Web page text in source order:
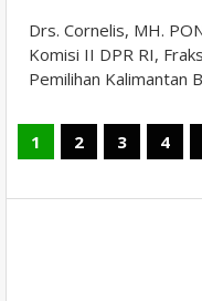
Drs. Cornelis, MH.
Komisi II DPR RI,
Pemilihan Kalimantan
1 2 3 4